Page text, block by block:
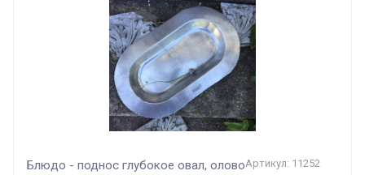
Блюдо - поднос глубокое овал, оловоАртикул: 11252